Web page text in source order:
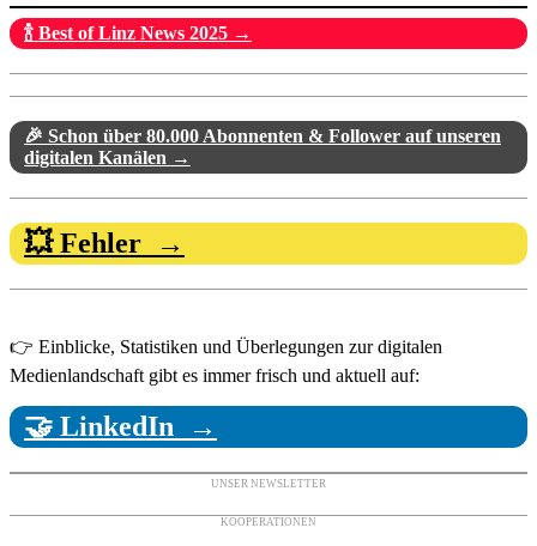
🍾 Best of Linz News 2025 →
🎉 Schon über 80.000 Abonnenten & Follower auf unseren
digitalen Kanälen →
💥 Fehler →
👉 Einblicke, Statistiken und Überlegungen zur digitalen
Medienlandschaft gibt es immer frisch und aktuell auf:
🤝 LinkedIn →
UNSER NEWSLETTER
KOOPERATIONEN